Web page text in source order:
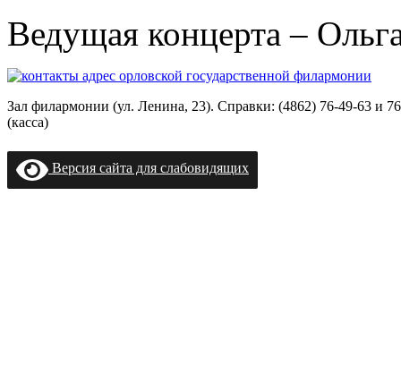
Ведущая концерта –
Зал филармонии (ул. Ленина, 23). Справки: (4862) 76-49-63 и
(касса)
Версия сайта для слабовидящих